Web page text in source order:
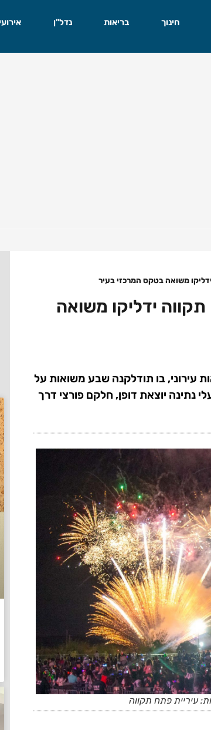
חינוך בריאות נדל"ן
משואה בטקס המרכזי בעיר
ידליקו משואה
עירוני, בו תודלקנה שבע משואות על
נתינה יוצאת דופן, חלקם פורצי דרך
עיריית פתח תקווה